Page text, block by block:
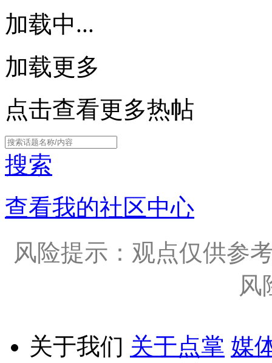
加载中...
加载更多
点击查看更多热帖
搜索
查看我的社区中心
风险提示：观点仅供参
风
关于我们 关于点掌 媒